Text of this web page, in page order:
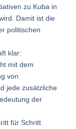
zu Kuba in
Damit ist die
politischen
klar:
mit dem
von
jede zusätzliche
der
für Schritt